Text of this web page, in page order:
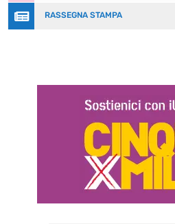
 RASSEGNA STAMPA